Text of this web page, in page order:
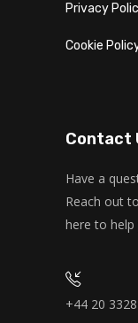
Privacy
Cookie
Contact
Have a
Reach out
here to
+44 20